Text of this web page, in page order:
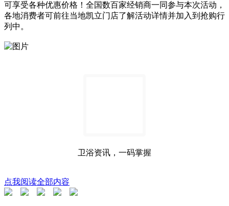
可享受各种优惠价格！全国数百家经销商一同参与本次活动，
各地消费者可前往当地凯立门店了解活动详情并加入到抢购行
列中。
卫浴资讯，一码掌握
点我阅读全部内容